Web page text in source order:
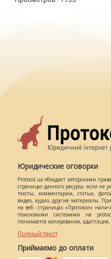
Юридические оговорки
Protocol.ua обладает авторскими
страницах данного ресурса, если
тексты, комментарии, статьи,
видео, аудио, другие материалы.
на веб - страницах «Протокол»
поисковыми системами на
понимается копирования,
Полный текст
Приймаємо до оплати